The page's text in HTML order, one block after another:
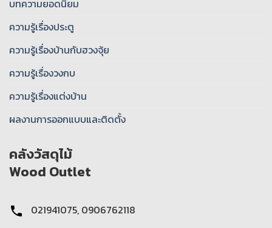
บทความยอดนิยม
ความรู้เรื่องประตู
ความรู้เรื่องบ้านกับฮวงจุ้ย
ความรู้เรื่องวงกบ
ความรู้เรื่องแต่งบ้าน
ผลงานการออกแบบและติดตั้ง
คลังวัสดุไม้
Wood Outlet
021941075, 0906762118